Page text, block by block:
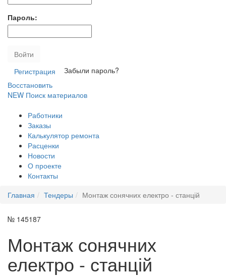
Пароль:
Войти
Регистрация
Забыли пароль?
Восстановить
NEW Поиск материалов
Работники
Заказы
Калькулятор ремонта
Расценки
Новости
О проекте
Контакты
Главная
Тендеры Монтаж сонячних електро - станцій
№ 145187
Монтаж сонячних
електро - станцій